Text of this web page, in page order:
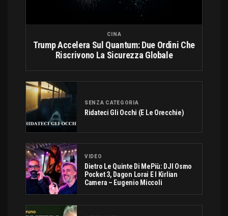
CINA
Trump Accelera Sul Quantum: Due Ordini Che
Riscrivono La Sicurezza Globale
SENZA CATEGORIA
Ridateci Gli Occhi (e Le Orecchie)
VIDEO
Dietro Le Quinte Di MePiù: DJI Osmo
Pocket 3, Dagon Lorai E I Kirlian
Camera – Eugenio Miccoli